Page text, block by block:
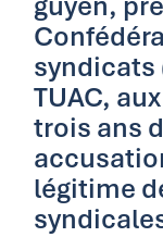
syndicats
TUAC,
trois ans
légitime